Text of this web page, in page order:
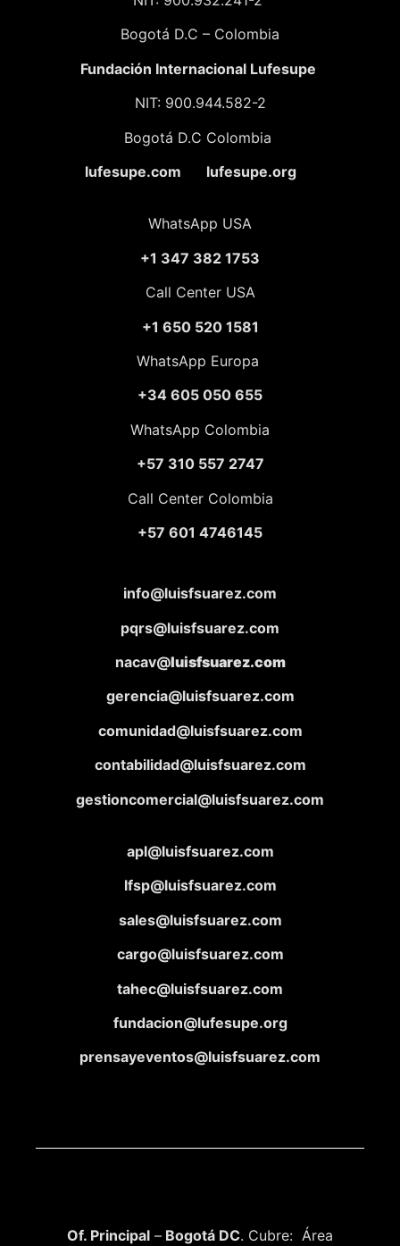
Bogotá D.C – Colombia
Fundación Internacional Lufesupe
NIT: 900.944.582-2
Bogotá D.C Colombia
lufesupe.com lufesupe.org
WhatsApp USA
+1 347 382 1753
Call Center USA
+1 650 520 1581
WhatsApp Europa
+34 605 050 655
WhatsApp Colombia
+57 310 557 2747
Call Center Colombia
+57 601 4746145
info@luisfsuarez.com
pqrs@luisfsuarez.com
nacav@luisfsuarez.com
gerencia@luisfsuarez.com
comunidad@luisfsuarez.com
contabilidad@luisfsuarez.com
gestioncomercial@luisfsuarez.com
apl@luisfsuarez.com
lfsp@luisfsuarez.com
sales@luisfsuarez.com
cargo@luisfsuarez.com
tahec@luisfsuarez.com
fundacion@lufesupe.org
prensayeventos@luisfsuarez.com
Of. Principal – Bogotá DC. Cubre: Área